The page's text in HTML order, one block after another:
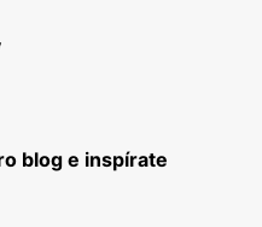
blog e inspírate